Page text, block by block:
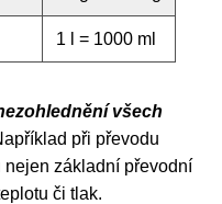
1 l = 1000 ml
všech
při převodu
nejen základní převodní
či tlak.